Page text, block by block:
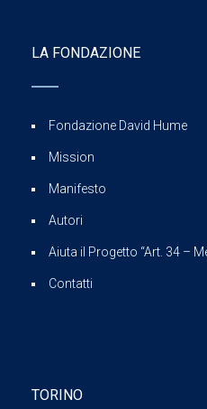
LA FONDAZIONE
Fondazione David Hume
Mission
Manifesto
Autori
Aiuta il Progetto “Art. 34 –
Contatti
TORINO